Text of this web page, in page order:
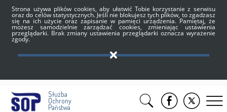
Strona używa plików cookies, aby ułatwić Tobie korzystanie z serwisu
oraz do celów statystycznych. Jeśli nie blokujesz tych plików, to zgadzasz
się na ich użycie oraz zapisanie w pamięci urządzenia. Pamiętaj, że
możesz samodzielnie zarządzać cookies, zmieniając ustawienia
przeglądarki. Brak zmiany ustawienia przeglądarki oznacza wyrażenie
zgody.
Służba
Ochrony
Państwa